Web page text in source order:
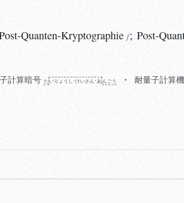
Quanten-Kryptographie f; Post-
計算暗号 たいりょう し･けいさん･あんごう 耐量子計算